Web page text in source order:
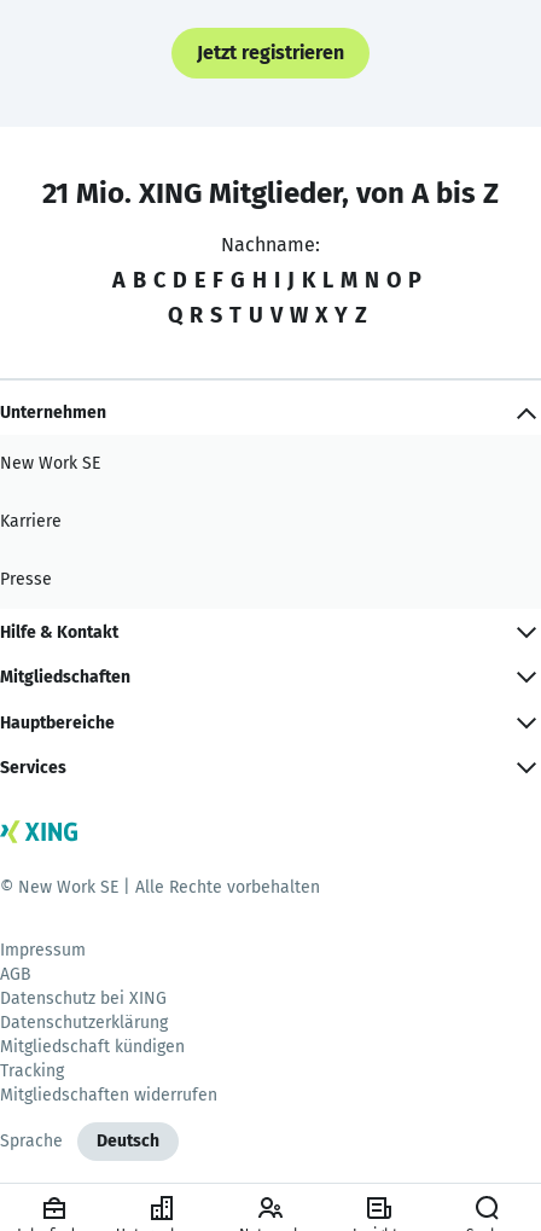
Jetzt registrieren
21 Mio. XING Mitglieder, von A bis Z
Nachname:
A B C D E F G H I J K L M N O P
Q R S T U V W X Y Z
Unternehmen
New Work SE
Karriere
Presse
Hilfe & Kontakt
Mitgliedschaften
Hauptbereiche
Services
© New Work SE | Alle Rechte vorbehalten
Impressum
AGB
Datenschutz bei XING
Datenschutzerklärung
Mitgliedschaft kündigen
Tracking
Mitgliedschaften widerrufen
Sprache Deutsch